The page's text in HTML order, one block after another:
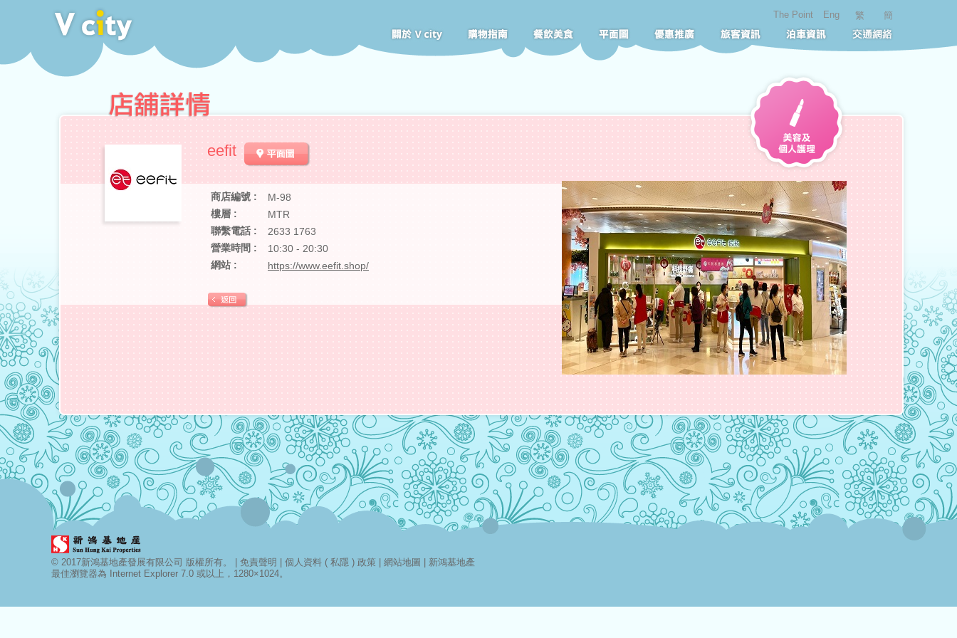
The Point Eng 繁 簡
eefit
商店編號 :
M-98
樓層 :
MTR
聯繫電話 :
2633 1763
營業時間 :
10:30 - 20:30
網站 :
https://www.eefit.shop/
© 2017新鴻基地產發展有限公司 版權所有。 | 免責聲明 個人資料 ( 私隱 ) 政策 網站地圖
新鴻基地產
最佳瀏覽器為 Internet Explorer 7.0 或以上，1280×1024。